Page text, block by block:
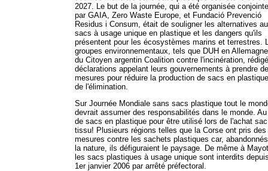
2027. Le but de la journée, qui a été organisée
par GAIA, Zero Waste Europe, et Fundació Prevenció
Residus i Consum, était de souligner les alternatives
sacs à usage unique en plastique et les dangers qu'ils
présentent pour les écosystèmes marins et terrestres.
groupes environnementaux, tels que DUH en
du Citoyen argentin Coalition contre l'incinération,
déclarations appelant leurs gouvernements à prendre
mesures pour réduire la production de sacs en
de l'élimination.
Sur Journée Mondiale sans sacs plastique tout le
devrait assumer des responsabilités dans le monde.
de sacs en plastique pour être utilisé lors de l'achat
tissu! Plusieurs régions telles que la Corse ont pris des
mesures contre les sachets plastiques car,
la nature, ils défiguraient le paysage. De même à
les sacs plastiques à usage unique sont interdits
1er janvier 2006 par arrêté préfectoral.